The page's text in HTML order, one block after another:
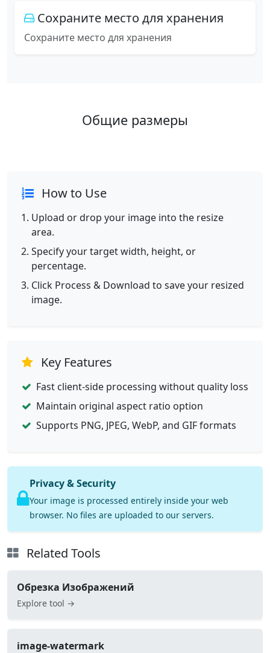
Сохраните место для хранения
Сохраните место для хранения
Общие размеры
How to Use
Upload or drop your image into the resize
area.
Specify your target width, height, or
percentage.
Click Process & Download to save your resized
image.
Key Features
Fast client-side processing without quality loss
Maintain original aspect ratio option
Supports PNG, JPEG, WebP, and GIF formats
Privacy & Security
Your image is processed entirely inside your web
browser. No files are uploaded to our servers.
Related Tools
Обрезка Изображений
Explore tool →
image-watermark